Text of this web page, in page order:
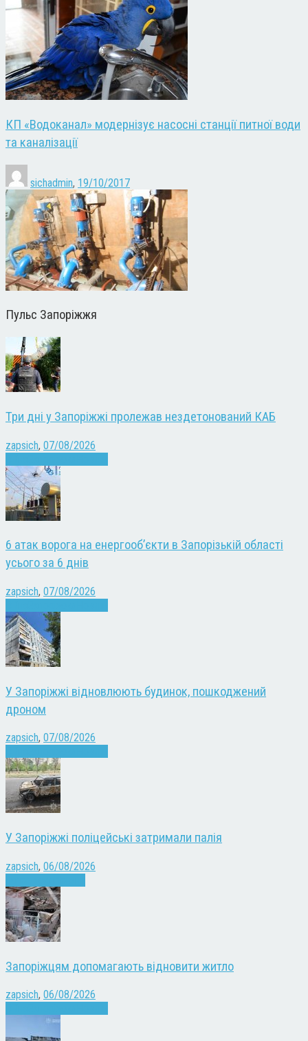
КП «Водоканал» модернізує насосні станції питної води
та каналізації
sichadmin, 19/10/2017
Пульс Запоріжжя
Три дні у Запоріжжі пролежав нездетонований КАБ
zapsich, 07/08/2026
6 атак ворога на енергооб’єкти в Запорізькій області
усього за 6 днів
zapsich, 07/08/2026
У Запоріжжі відновлюють будинок, пошкоджений
дроном
zapsich, 07/08/2026
У Запоріжжі поліцейські затримали палія
zapsich, 06/08/2026
Запоріжцям допомагають відновити житло
zapsich, 06/08/2026